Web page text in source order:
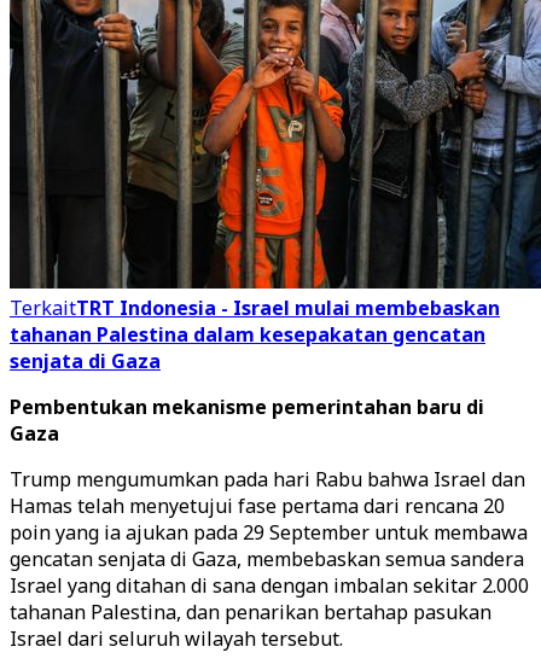
TerkaitTRT Indonesia - Israel mulai membebaskan
tahanan Palestina dalam kesepakatan gencatan
senjata di Gaza
Pembentukan mekanisme pemerintahan baru di
Gaza
Trump mengumumkan pada hari Rabu bahwa Israel dan
Hamas telah menyetujui fase pertama dari rencana 20
poin yang ia ajukan pada 29 September untuk membawa
gencatan senjata di Gaza, membebaskan semua sandera
Israel yang ditahan di sana dengan imbalan sekitar 2.000
tahanan Palestina, dan penarikan bertahap pasukan
Israel dari seluruh wilayah tersebut.